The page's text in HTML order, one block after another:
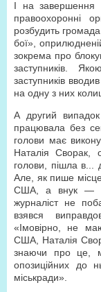
І на завершення
правоохоронні
розбудить
бої»,
зокрема про
заступників.
заступників
на одну з них
А другий
працювала без
голови має
Наталія Сворак,
голови, пішла в...
Але, як пише
США, а внук — у
журналіст не
взявся
«Імовірно, не
США, Наталія
знаючи про це,
опозиційних до
міськради».